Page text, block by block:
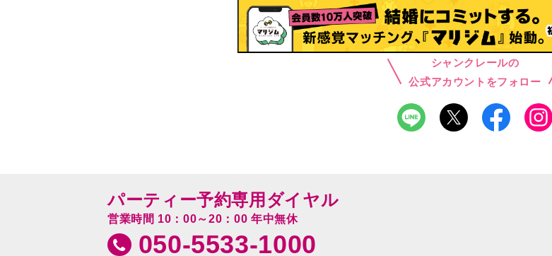
シャンクレールの
公式アカウントをフォロー
パーティー予約専用ダイヤル
営業時間 10：00～20：00 年中無休
050-5533-1000